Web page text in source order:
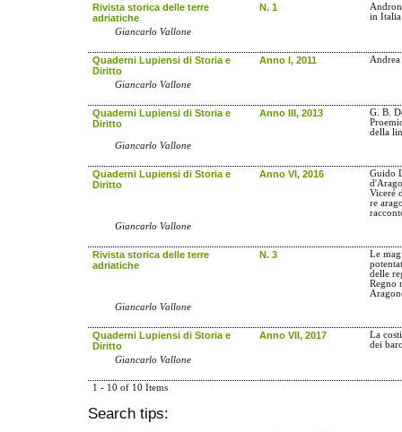
Rivista storica delle terre
adriatiche
N. 1
in Italia
Giancarlo Vallone
Quaderni Lupiensi di Storia e
Diritto
Anno I, 2011
Giancarlo Vallone
Quaderni Lupiensi di Storia e
Diritto
Anno III, 2013
G. B.
della
Giancarlo Vallone
Quaderni Lupiensi di Storia e
Diritto
Anno VI, 2016
Guido
Viceré
re
Giancarlo Vallone
Rivista storica delle terre
adriatiche
N. 3
Le
delle
Regno
Giancarlo Vallone
Quaderni Lupiensi di Storia e
Diritto
Anno VII, 2017
La
dei
Giancarlo Vallone
1 - 10 of 10 Items
Search tips: